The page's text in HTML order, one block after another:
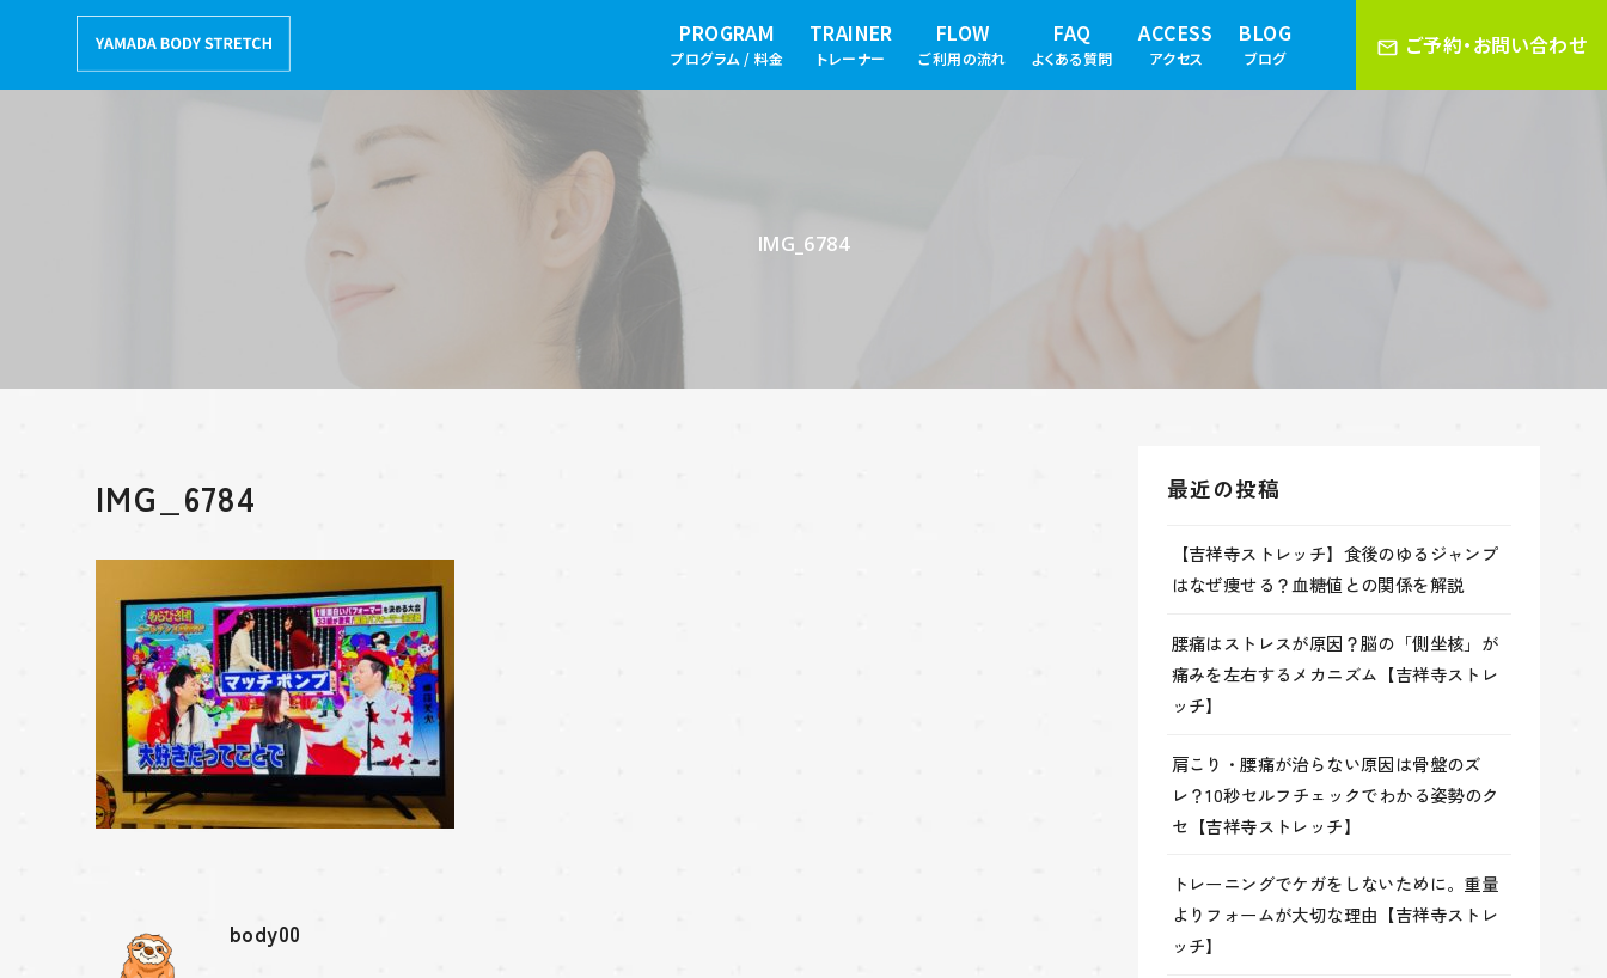
テ
PROGRAM
プログラム / 料金
TRAINER
トレーナー
FLOW
ご利用の流れ
FAQ
よくある質問
ACCESS
アクセス
BLOG
ブログ
IMG_6784
ご予約・お問い合わせ
IMG_6784
body00
最近の投稿
【吉祥寺ストレッチ】食後のゆるジャンプ
はなぜ痩せる？血糖値との関係を解説
腰痛はストレスが原因？脳の「側坐核」が
痛みを左右するメカニズム【吉祥寺ストレ
ッチ】
肩こり・腰痛が治らない原因は骨盤のズ
レ？10秒セルフチェックでわかる姿勢のク
セ【吉祥寺ストレッチ】
トレーニングでケガをしないために。重量
よりフォームが大切な理由【吉祥寺ストレ
ッチ】